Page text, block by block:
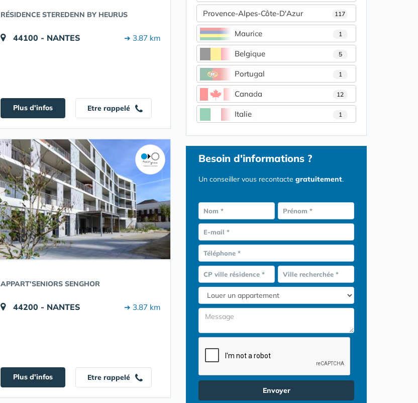
RÉSIDENCE STEREDENN BY HEURUS
44100 - NANTES ➔ 3.87 km
Plus d'infos Etre rappelé
APPART'SENIORS SENGHOR
44200 - NANTES ➔ 3.87 km
Plus d'infos Etre rappelé
Provence-Alpes-Côte-D'Azur 117
Maurice 1
Belgique 5
Portugal 1
Canada 12
Italie 1
Besoin d'informations ?
Un conseiller vous recontacte gratuitement.
Nom * Prénom *
E-mail *
Téléphone *
CP ville résidence * Ville recherchée *
Envoyer